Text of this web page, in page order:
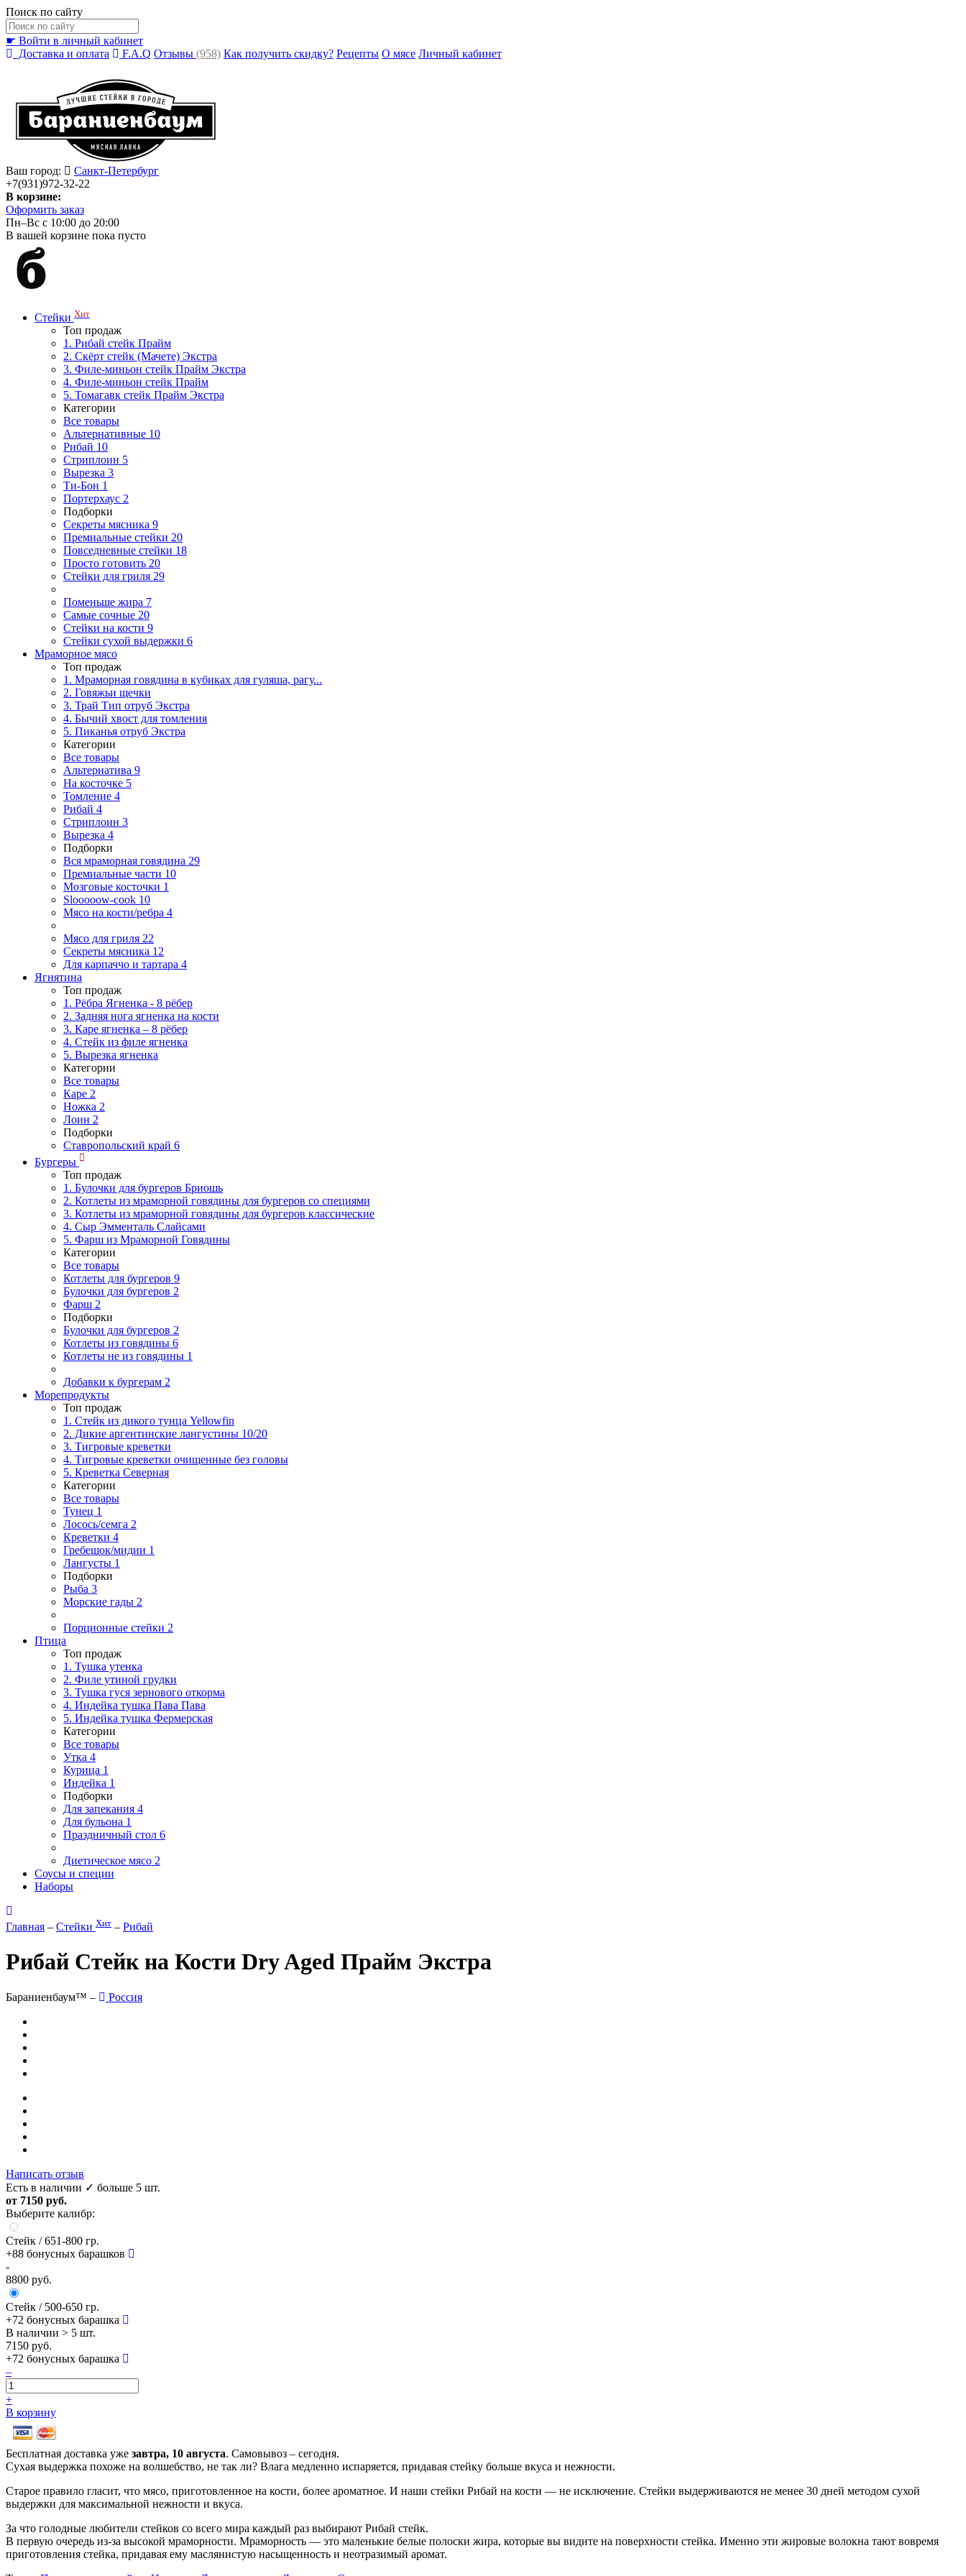
Поиск по сайту
☛ Войти в личный кабинет
Доставка и оплата
F.A.Q Отзывы (958) Как получить скидку? Рецепты О мясе Личный кабинет
Ваш город:
Санкт-Петербург
+7(931)972-32-22
В корзине:
Оформить заказ
Пн–Вс с 10:00 до 20:00
В вашей корзине пока пусто
Стейки Хит
Топ продаж
1. Рибай cтейк Прайм
2. Скёрт стейк (Мачете) Экстра
3. Филе-миньон стейк Прайм Экстра
4. Филе-миньон стейк Прайм
5. Томагавк стейк Прайм Экстра
Категории
Все товары
Альтернативные 10
Рибай 10
Стриплоин 5
Вырезка 3
Ти-Бон 1
Портерхаус 2
Подборки
Секреты мясника 9
Премиальные стейки 20
Повседневные стейки 18
Просто готовить 20
Стейки для гриля 29
Поменьше жира 7
Самые сочные 20
Стейки на кости 9
Стейки сухой выдержки 6
Мраморное мясо
Топ продаж
1. Мраморная говядина в кубиках для гуляша, рагу...
2. Говяжьи щечки
3. Трай Тип отруб Экстра
4. Бычий хвост для томления
5. Пиканья отруб Экстра
Категории
Все товары
Альтернатива 9
На косточке 5
Томление 4
Рибай 4
Стриплоин 3
Вырезка 4
Подборки
Вся мраморная говядина 29
Премиальные части 10
Мозговые косточки 1
Slooooow-cook 10
Мясо на кости/ребра 4
Мясо для гриля 22
Секреты мясника 12
Для карпаччо и тартара 4
Ягнятина
Топ продаж
1. Рёбра Ягненка - 8 рёбер
2. Задняя нога ягненка на кости
3. Каре ягненка – 8 рёбер
4. Стейк из филе ягненка
5. Вырезка ягненка
Категории
Все товары
Каре 2
Ножка 2
Лоин 2
Подборки
Ставропольский край 6
Бургеры
Топ продаж
1. Булочки для бургеров Бриошь
2. Котлеты из мраморной говядины для бургеров со специями
3. Котлеты из мраморной говядины для бургеров классические
4. Сыр Эмменталь Слайсами
5. Фарш из Мраморной Говядины
Категории
Все товары
Котлеты для бургеров 9
Булочки для бургеров 2
Фарш 2
Подборки
Булочки для бургеров 2
Котлеты из говядины 6
Котлеты не из говядины 1
Добавки к бургерам 2
Морепродукты
Топ продаж
1. Стейк из дикого тунца Yellowfin
2. Дикие аргентинские лангустины 10/20
3. Тигровые креветки
4. Тигровые креветки очищенные без головы
5. Креветка Cеверная
Категории
Все товары
Тунец 1
Лосось/семга 2
Креветки 4
Гребешок/мидии 1
Лангусты 1
Подборки
Рыба 3
Морские гады 2
Порционные стейки 2
Птица
Топ продаж
1. Тушка утенка
2. Филе утиной грудки
3. Тушка гуся зернового откорма
4. Индейка тушка Пава Пава
5. Индейка тушка Фермерская
Категории
Все товары
Утка 4
Курица 1
Индейка 1
Подборки
Для запекания 4
Для бульона 1
Праздничный стол 6
Диетическое мясо 2
Соусы и специи
Наборы
Главная – Стейки Хит – Рибай
Рибай Стейк на Кости Dry Aged Прайм Экстра
Бараниенбаум™ – Россия
Написать отзыв
Есть в наличии ✓ больше 5 шт.
от 7150 руб.
Выберите калибр:
Стейк / 651-800 гр.
+88 бонусных барашков
-
8800 руб.
Стейк / 500-650 гр.
+72 бонусных барашка
В наличии > 5 шт.
7150 руб.
+72 бонусных барашка
–
+
В корзину
Бесплатная доставка уже завтра, 10 августа. Самовывоз – сегодня.
Сухая выдержка похоже на волшебство, не так ли? Влага медленно испаряется, придавая стейку больше вкуса и нежности.
Старое правило гласит, что мясо, приготовленное на кости, более ароматное. И наши стейки Рибай на кости — не исключение. Стейки выдерживаются не менее 30 дней методом сухой
выдержки для максимальной нежности и вкуса.
За что голодные любители стейков со всего мира каждый раз выбирают Рибай стейк.
В первую очередь из-за высокой мраморности. Мраморность — это маленькие белые полоски жира, которые вы видите на поверхности стейка. Именно эти жировые волокна тают вовремя
приготовления стейка, придавая ему маслянистую насыщенность и неотразимый аромат.